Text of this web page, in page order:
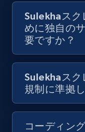
URL, Title,
Video length,
by podcast url
Sulekhaスク
めに独自の
要ですか？
Sulekhaスク
規制に準拠
コーディン